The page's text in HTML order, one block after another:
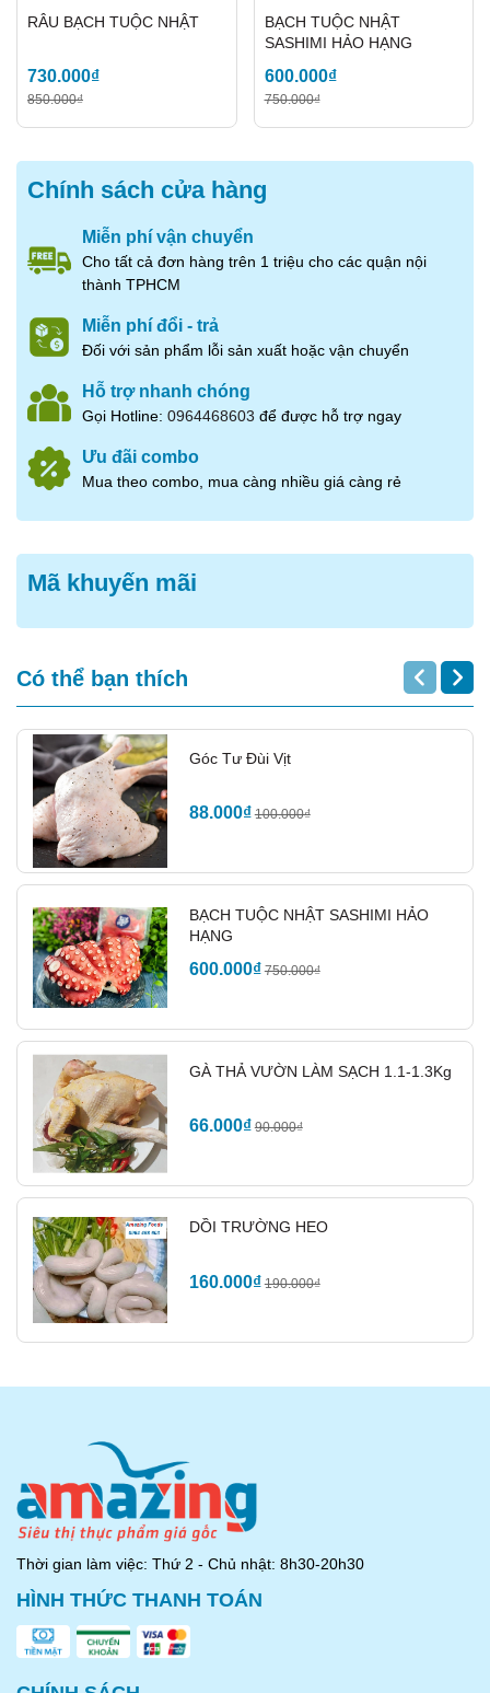
Nước tương, wasabi tươi.
vừa ăn.
wasabi để cảm nhận vị tươi ngon chuẩn Nhật Bản.
2. Sushi Cá Trích Ép Trứng Sáng
Tạo
Nguyên liệu:
300g cơm sushi (cơm trộn giấm).
Rong biển khô, nước tương, gừng ngâm.
Cách thực hiện:
RÂU BẠCH TUỘC NHẬT
730.000₫
850.000₫
BẠCH TUỘC NHẬT
SASHIMI HẢO HẠNG
600.000₫
750.000₫
Chính sách cửa hàng
Miễn phí vận chuyển
Cho tất cả đơn hàng trên 1 triệu cho các quận nội
thành TPHCM
Miễn phí đổi - trả
Đối với sản phẩm lỗi sản xuất hoặc vận chuyển
Hỗ trợ nhanh chóng
Gọi Hotline: 0964468603 để được hỗ trợ ngay
Ưu đãi combo
Mua theo combo, mua càng nhiều giá càng rẻ
Mã khuyến mãi
Có thể bạn thích
Góc Tư Đùi Vịt
88.000₫ 100.000₫
BẠCH TUỘC NHẬT SASHIMI HẢO
HẠNG
600.000₫ 750.000₫
GÀ THẢ VƯỜN LÀM SẠCH 1.1-1.3Kg
66.000₫ 90.000₫
DỒI TRƯỜNG HEO
160.000₫ 190.000₫
Thời gian làm việc: Thứ 2 - Chủ nhật: 8h30-20h30
HÌNH THỨC THANH TOÁN